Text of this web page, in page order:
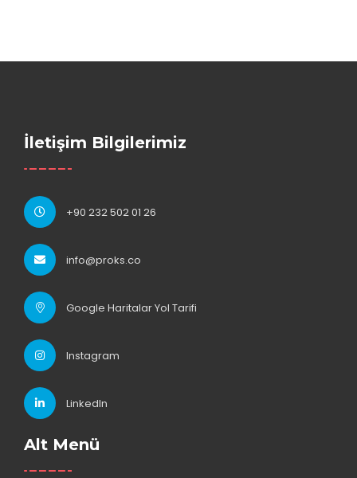
İletişim Bilgilerimiz
+90 232 502 01 26
info@proks.co
Google Haritalar Yol Tarifi
Instagram
LinkedIn
Alt Menü